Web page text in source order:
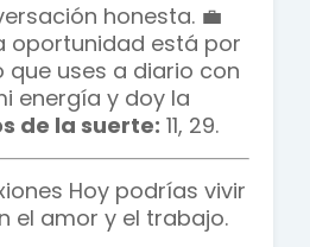
honesta. 💼
oportunidad está por
que uses a diario con
energía y doy la
de la suerte: 11, 29.
Hoy podrías vivir
el amor y el trabajo.